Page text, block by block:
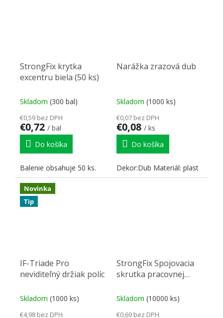
StrongFix krytka
excentru biela (50 ks)
Skladom (300 bal)
€0,59 bez DPH
€0,72 / bal
Do košíka
Balenie obsahuje 50 ks.
Narážka zrazová dub
Skladom (1000 ks)
€0,07 bez DPH
€0,08 / ks
Do košíka
Dekor:Dub Materiál: plast
Novinka
Tip
IF-Triade Pro
neviditeľný držiak políc
Skladom (1000 ks)
€4,98 bez DPH
StrongFix Spojovacia
skrutka pracovnej
Skladom (10000 ks)
€0,69 bez DPH